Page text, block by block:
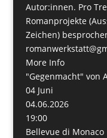
Autor:innen. Pro
Romanprojekte
Zeichen)
More Info
"Gegenmacht" von
04 Juni
04.06.2026
19:00
Bellevue di Monaco